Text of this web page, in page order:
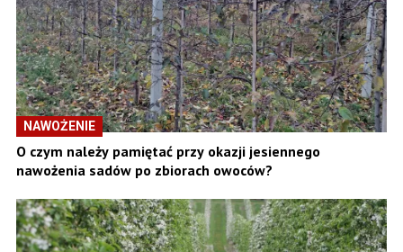
NAWOŻENIE
O czym należy pamiętać przy okazji jesiennego
nawożenia sadów po zbiorach owoców?